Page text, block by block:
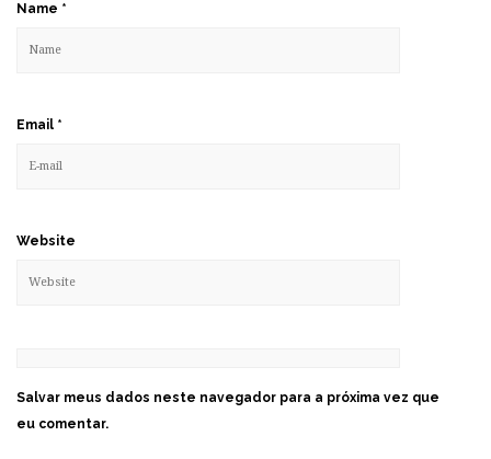
Name *
Email *
Website
Salvar meus dados neste navegador para a próxima vez que
eu comentar.